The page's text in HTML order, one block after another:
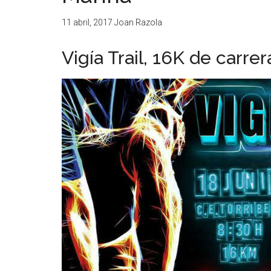
11 abril, 2017 Joan Razola
Vigía Trail, 16K de